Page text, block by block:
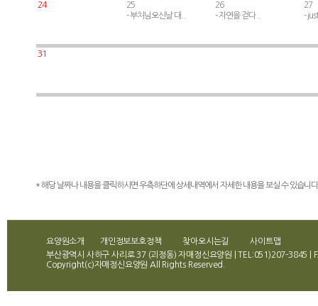
24
25
- 부처님오신날 대..
26
- 자연을 걷다 ..
27
-
31
* 해당 날짜나 내용을 클릭하시면 우측하단에 상세내역에서 자세한 내용을 보실 수 있습니
요양원소개 개인정보보호정책 찾아오시는길
사이트맵
부산광역시 사하구 사리로 37 (괴정동) 자매정신요양원 | TEL:051)207-3845
Copyright(c)자매정신요양원 All Rights Reserved.